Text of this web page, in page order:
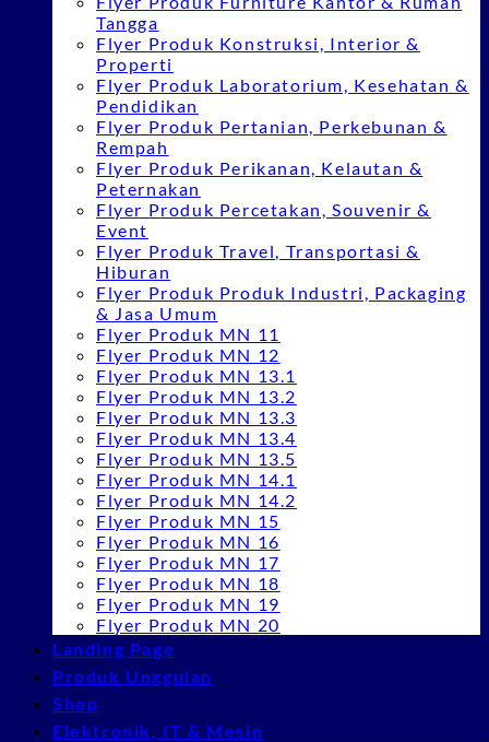
Tangga
Flyer Produk Konstruksi, Interior &
Properti
Flyer Produk Laboratorium, Kesehatan &
Pendidikan
Flyer Produk Pertanian, Perkebunan &
Rempah
Flyer Produk Perikanan, Kelautan &
Peternakan
Flyer Produk Percetakan, Souvenir &
Event
Flyer Produk Travel, Transportasi &
Hiburan
Flyer Produk Produk Industri, Packaging
& Jasa Umum
Flyer Produk MN 11
Flyer Produk MN 12
Flyer Produk MN 13.1
Flyer Produk MN 13.2
Flyer Produk MN 13.3
Flyer Produk MN 13.4
Flyer Produk MN 13.5
Flyer Produk MN 14.1
Flyer Produk MN 14.2
Flyer Produk MN 15
Flyer Produk MN 16
Flyer Produk MN 17
Flyer Produk MN 18
Flyer Produk MN 19
Flyer Produk MN 20
Landing Page
Produk Unggulan
Shop
Elektronik, IT & Mesin